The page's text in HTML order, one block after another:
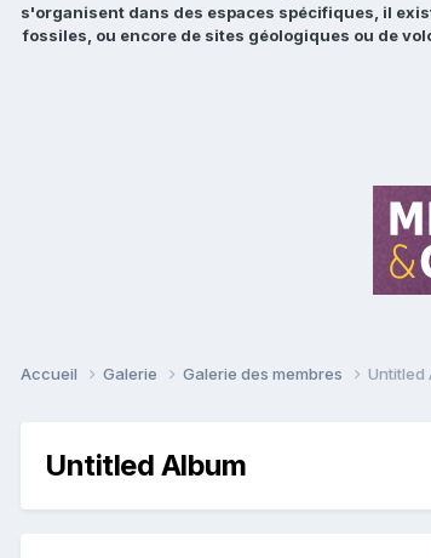
s'organisent dans des espaces spécifiques, il
fossiles, ou encore de sites géologiques ou de
Accueil Galerie Galerie des membres Untitled
Untitled Album